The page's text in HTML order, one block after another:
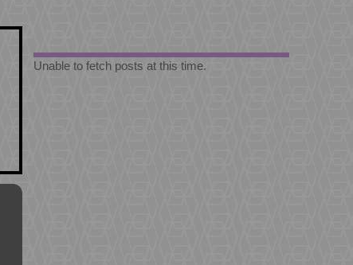
Unable to fetch posts at this time.